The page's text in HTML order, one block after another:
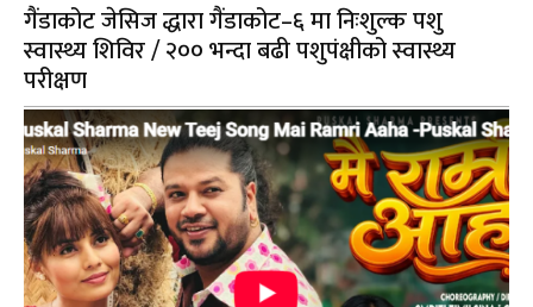
गैंडाकोट जेसिज द्धारा गैंडाकोट–६ मा निःशुल्क पशु
स्वास्थ्य शिविर / २०० भन्दा बढी पशुपंक्षीको स्वास्थ्य
परीक्षण